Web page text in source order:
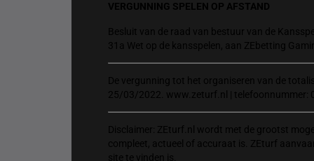
VERGUNNING SPELEN OP AFSTAND
Besluit van de raad van bestuur van de
31a Wet op de kansspelen, aan ZEbetting
De vergunning tot het organiseren van de
25/03/2022. www.zeturf.nl | telefoonnummer:
Disclaimer: ZEturf.nl wordt met de grootst
compleet, actueel of accuraat is. ZEturf
site te vinden is.